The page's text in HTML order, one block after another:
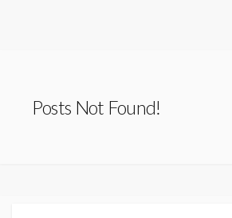
Posts Not Found!